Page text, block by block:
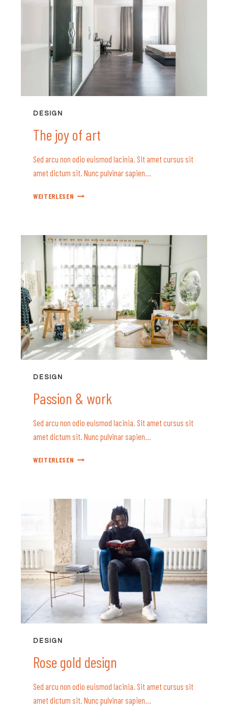
DESIGN
The joy of art
Sed arcu non odio euismod lacinia. Sit amet cursus sit
amet dictum sit. Nunc pulvinar sapien…
WEITERLESEN THE
DESIGN
Passion & work
Sed arcu non odio euismod lacinia. Sit amet cursus sit
amet dictum sit. Nunc pulvinar sapien…
WEITERLESEN PASSION
DESIGN
Rose gold design
Sed arcu non odio euismod lacinia. Sit amet cursus sit
amet dictum sit. Nunc pulvinar sapien…